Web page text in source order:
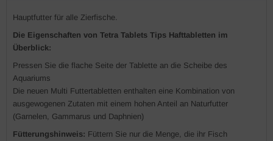
Hauptfutter für alle Zierfische.
Die Eigenschaften von Tetra Tablets Tips Hafttabletten im
Überblick:
Pressen Sie die flache Seite der Tablette an die Scheibe des
Aquariums
Die neuen Multi Futtertabletten enthalten eine Kombination von
ausgewogenen Zutaten mit einem hohen Anteil an Naturfutter
(Garnelen, Gammarus und Daphnien)
Fütterungshinweis: Füttern Sie nur die Menge, die ihr Fisch